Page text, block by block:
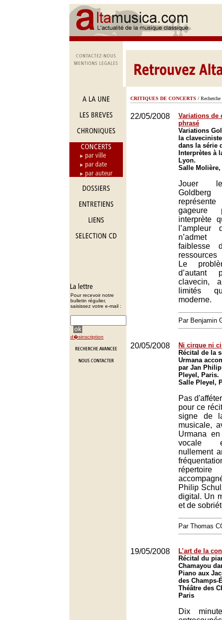
Pour recevoir notre
bulletin régulier,
saisissez votre e-mail :
d�sinscription
CRITIQUES DE CONCERTS / Recherche
22/05/2008
Variations de
phrasé
Variations
la
dans la série
Interprètes à
Lyon.
Salle
Jouer
gageure
interprète
Le
clavecin,
limités
moderne.
Par Benjamin
20/05/2008
Ni cirque ni
Récital de la
Urmana
par Jan
Pleyel, Paris.
Salle Pleyel,
Pas
pour ce
signe de
musicale,
Urmana
vocale
nullement
Philip
digital. Un
et de
Par Thomas
19/05/2008
L’art de la
Récital du
Chamayou
Piano aux
des Champs-
Théâtre des
Paris
Dix